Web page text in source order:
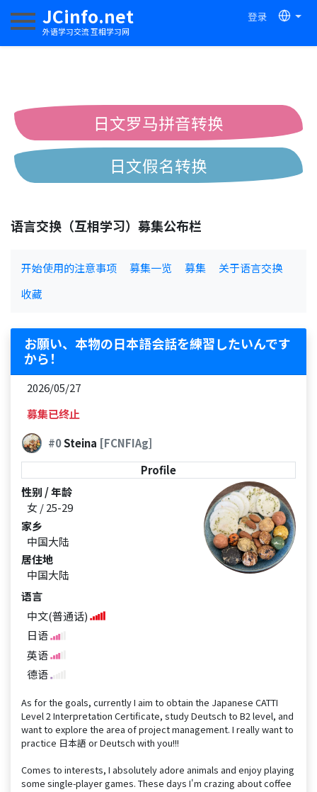
JCinfo.net
外语学习交流 互相学习网
登录
切换导航
日文罗马拼音转换
日文假名转换
语言交换（互相学习）募集公布栏
开始使用的注意事项 募集一览 募集
关于语言交换
收藏
お願い、本物の日本語会話を練習したいんです
から！
2026/05/27
募集已终止
#0Steina [FCNFIAg]
Profile
性别 / 年龄
女 / 25-29
家乡
中国大陆
居住地
中国大陆
语言
中文(普通话)
日语
英语
德语
As for the goals, currently I aim to obtain the Japanese CATTI
Level 2 Interpretation Certificate, study Deutsch to B2 level, and
want to explore the area of project management. I really want to
practice 日本語 or Deutsch with you!!!
Comes to interests, I absolutely adore animals and enjoy playing
some single-player games. These days I'm crazing about coffee